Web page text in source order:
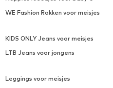
WE Fashion Rokken voor meisjes
KIDS ONLY Jeans voor meisjes
LTB Jeans voor jongens
Leggings voor meisjes